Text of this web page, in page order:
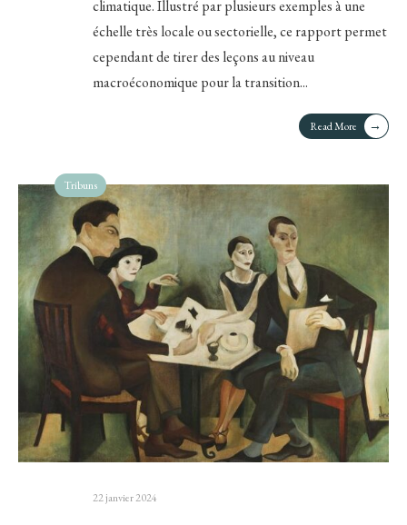
climatique. Illustré par plusieurs exemples à une
échelle très locale ou sectorielle, ce rapport permet
cependant de tirer des leçons au niveau
macroéconomique pour la transition...
Read More →
Tribuns
22 janvier 2024